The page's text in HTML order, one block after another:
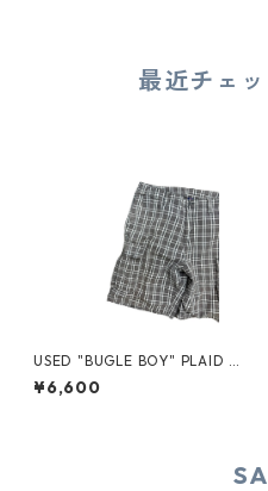
最近チェ
USED "BUGLE BOY" PLAID C
ARGO SHORTS
¥6,600